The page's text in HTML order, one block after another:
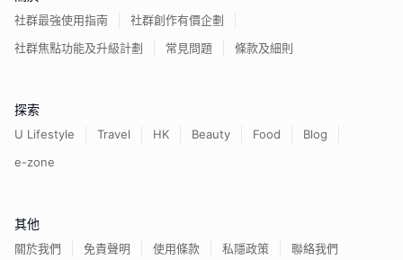
社群最強使用指南
社群創作有價企劃
社群焦點功能及升級計劃
常見問題 條款及細則
探索
U Lifestyle Travel HK Beauty Food
Blog
e-zone
其他
關於我們 免責聲明 使用條款 私隱政策 聯絡我們